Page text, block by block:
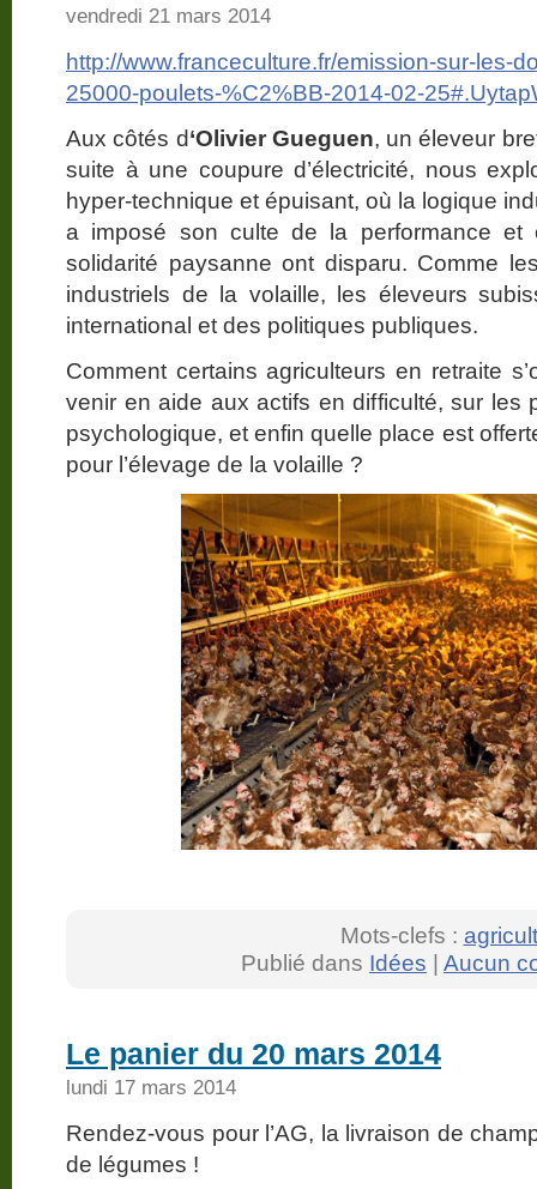
vendredi 21 mars 2014
http://www.franceculture.fr/emission-sur-les-
25000-poulets-%C2%BB-2014-02-
Aux côtés d‘Olivier Gueguen, un éleveur
suite à une coupure d’électricité, nous
hyper-technique et épuisant, où la logique
a imposé son culte de la performance et
solidarité paysanne ont disparu. Comme
industriels de la volaille, les éleveurs
international et des politiques publiques.
Comment certains agriculteurs en retraite
venir en aide aux actifs en difficulté, sur les
psychologique, et enfin quelle place est
pour l’élevage de la volaille ?
Mots-clefs :
Publié dans Idées | Aucun
Le panier du 20 mars 2014
lundi 17 mars 2014
Rendez-vous pour l’AG, la livraison de
de légumes !